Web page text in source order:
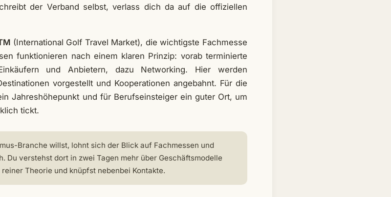
der Verband selbst, verlass dich da auf die offiziellen
(International Golf Travel Market), die wichtigste Fachmesse
funktionieren nach einem klaren Prinzip: vorab terminierte
und Anbietern, dazu Networking. Hier werden
vorgestellt und Kooperationen angebahnt. Für die
Jahreshöhepunkt und für Berufseinsteiger ein guter Ort, um
tickt.
Branche willst, lohnt sich der Blick auf Fachmessen und
Du verstehst dort in zwei Tagen mehr über Geschäftsmodelle
Theorie und knüpfst nebenbei Kontakte.